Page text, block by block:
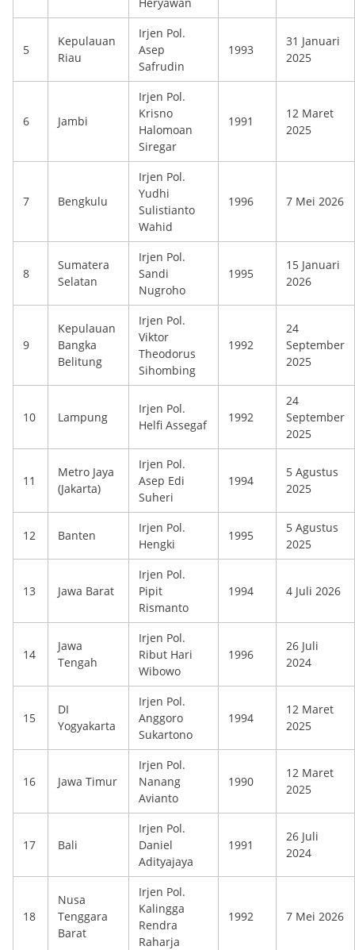
5
Kepulauan
Riau
Irjen Pol.
Asep
Safrudin
1993
31 Januari
2025
6 Jambi
Irjen Pol.
Krisno
Halomoan
Siregar
1991
12 Maret
2025
7 Bengkulu
Irjen Pol.
Yudhi
Sulistianto
Wahid
1996 7 Mei 2026
8
Sumatera
Selatan
Irjen Pol.
Sandi
Nugroho
1995
15 Januari
2026
9
Kepulauan
Bangka
Belitung
Irjen Pol.
Viktor
Theodorus
Sihombing
1992
24
September
2025
10 Lampung
Irjen Pol.
Helfi Assegaf
1992
24
September
2025
11
Metro Jaya
(Jakarta)
Irjen Pol.
Asep Edi
Suheri
1994
5 Agustus
2025
12 Banten
Irjen Pol.
Hengki
1995
5 Agustus
2025
13 Jawa Barat
Irjen Pol.
Pipit
Rismanto
1994 4 Juli 2026
14
Jawa
Tengah
Irjen Pol.
Ribut Hari
Wibowo
1996
26 Juli
2024
15
DI
Yogyakarta
Irjen Pol.
Anggoro
Sukartono
1994
12 Maret
2025
16 Jawa Timur
Irjen Pol.
Nanang
Avianto
1990
12 Maret
2025
17 Bali
Irjen Pol.
Daniel
Adityajaya
1991
26 Juli
2024
18
Nusa
Tenggara
Barat
Irjen Pol.
Kalingga
Rendra
Raharja
1992 7 Mei 2026